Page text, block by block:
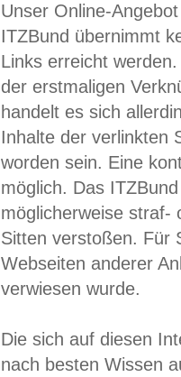
Unser Online-
ITZBund übernimmt
Links erreicht
der erstmaligen
handelt es sich
Inhalte der verlinkten
worden sein. Eine
möglich. Das
möglicherweise straf-
Sitten verstoßen. Für
Webseiten anderer
verwiesen wurde.
Die sich auf diesen
nach besten Wissen